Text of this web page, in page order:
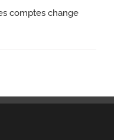
comptes change